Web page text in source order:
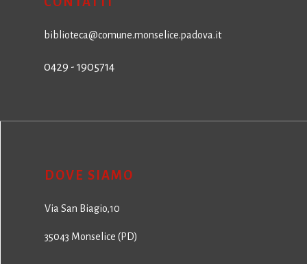
biblioteca@comune.monselice.padova.it
0429 - 1905714
DOVE SIAMO
Via San Biagio,10
35043 Monselice (PD)